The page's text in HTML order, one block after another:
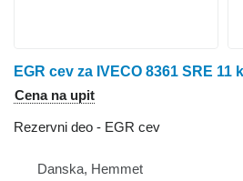
EGR cev za IVECO 8361 SRE 11
Cena na upit
Rezervni deo - EGR cev
Danska, Hemmet